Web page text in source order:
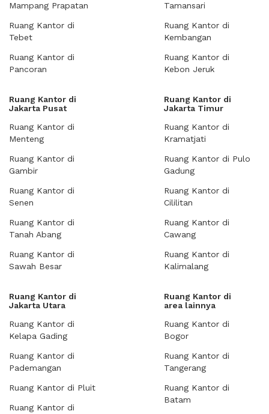
Mampang Prapatan
Ruang Kantor di
Tebet
Ruang Kantor di
Pancoran
Tamansari
Ruang Kantor di
Kembangan
Ruang Kantor di
Kebon Jeruk
Ruang Kantor di
Jakarta Pusat
Ruang Kantor di
Menteng
Ruang Kantor di
Gambir
Ruang Kantor di
Senen
Ruang Kantor di
Tanah Abang
Ruang Kantor di
Sawah Besar
Ruang Kantor di
Jakarta Timur
Ruang Kantor di
Kramatjati
Ruang Kantor di Pulo
Gadung
Ruang Kantor di
Cililitan
Ruang Kantor di
Cawang
Ruang Kantor di
Kalimalang
Ruang Kantor di
Jakarta Utara
Ruang Kantor di
Kelapa Gading
Ruang Kantor di
Pademangan
Ruang Kantor di Pluit
Ruang Kantor di
Ruang Kantor di
area lainnya
Ruang Kantor di
Bogor
Ruang Kantor di
Tangerang
Ruang Kantor di
Batam